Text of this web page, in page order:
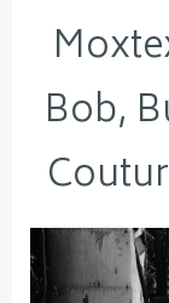
Bob,